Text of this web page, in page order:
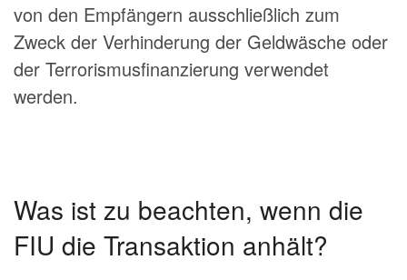
von den Empfängern ausschließlich zum
Zweck der Verhinderung der Geldwäsche oder
der Terrorismusfinanzierung verwendet
werden.
Was ist zu beachten, wenn die
FIU die Transaktion anhält?